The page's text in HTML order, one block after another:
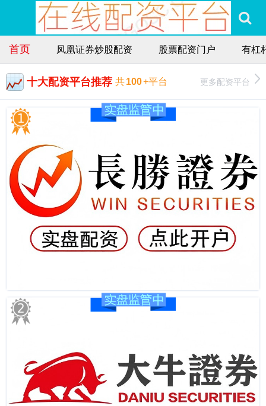
首页 凤凰证券炒股配资 股票配资门户 有杠
十大配资平台推荐 共100+平台 更多配资平台